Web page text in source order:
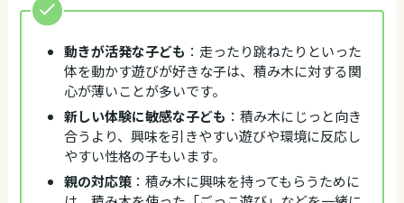
動きが活発な子ども ：走ったり跳ねたりといった
体を動かす遊びが好きな子は、積み木に対する関
心が薄いことが多いです。
新しい体験に敏感な子ども ：積み木にじっと向き
合うより、興味を引きやすい遊びや環境に反応し
やすい性格の子もいます。
親の対応策：積み木に興味を持ってもらうために